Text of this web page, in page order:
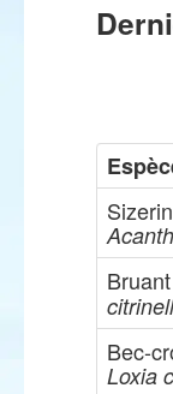
Bec-
Loxia